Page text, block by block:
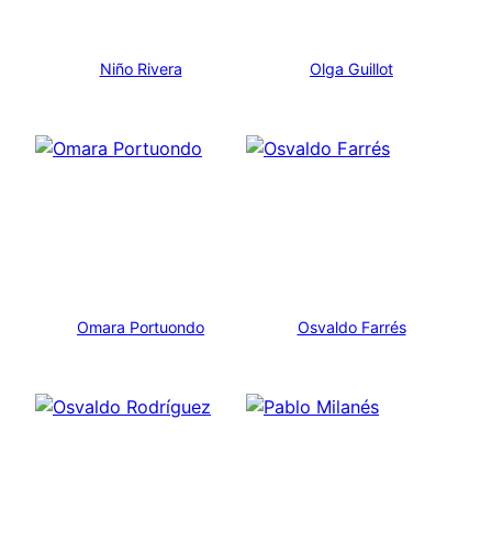
Niño Rivera Olga Guillot
Omara Portuondo Osvaldo Farrés